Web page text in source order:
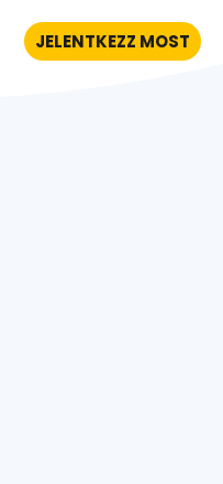
JELENTKEZZ MOST